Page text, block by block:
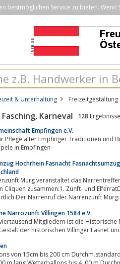
bestmöglichen Service zu bieten.
& Unterhaltung Freizeitgestaltung
Karneval 128
Empfingen e.V.
alter Empfinger Traditionen und Bräuche -
in Empfingen
Hochrhein Fasnacht
Murg veranstaltet das
Cliquen zusammen:1. Zunft- und
Narrenruf der Narrenzunft
Narrozunft Villingen 1584 e.V.
Mitgliedern ist die
der historischen Villinger Fasnet
Zeppelinballons